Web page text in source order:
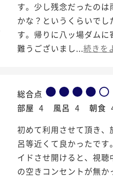
す。少し残念だったの
かな？というくらいで
す。帰りに八ッ場ダム
難うございまし...続きを
総合点
部屋 4 風呂 4 朝食
初めて利用させて頂き
呂等近くて良かったで
イドさせ開けると、視
の空きコンセントが無